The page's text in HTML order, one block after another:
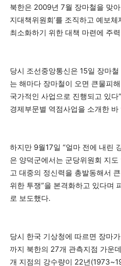
북한은 2009년 7월 장마철을 맞
지대책위원회’를 조직하고 예보
최소화하기 위한 대책 마련에 주
당시 조선중앙통신은 15일 장마
는 해마다 장마철이 오면 큰물피
국가적인 사업으로 진행되고 있
경제부문별 역점사업을 소개한 바
하지만 9월17일 “얼마 전에 내린
은 양덕군에서는 군당위원회 지
고 대중의 정신력을 총발동해서
위한 투쟁”을 본격화하고 있다며
로 보도했다.
당시 한국 기상청에 따르면 장마
까지 북한의 27개 관측지점 가운
개 지점의 강수량이 22년